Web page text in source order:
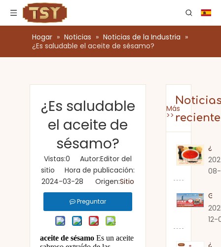
Hogar » Noticias » Noticias de la Industria »
¿Es saludable el aceite de sésamo?
¿Es saludable
el aceite de
sésamo?
Vistas:0 Autor:Editor del
sitio Hora de publicación:
2024-03-28 Origen:Sitio
Preguntar
aceite de sésamo Es un aceite
Más
>>
12-